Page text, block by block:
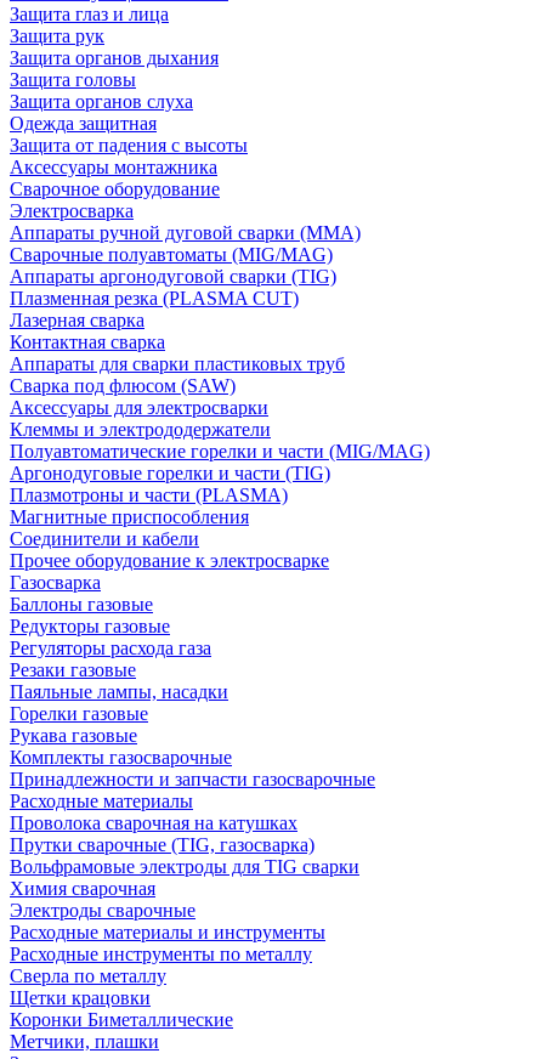
Защита глаз и лица
Защита рук
Защита органов дыхания
Защита головы
Защита органов слуха
Одежда защитная
Защита от падения с высоты
Аксессуары монтажника
Сварочное оборудование
Электросварка
Аппараты ручной дуговой сварки (MMA)
Сварочные полуавтоматы (MIG/MAG)
Аппараты аргонодуговой сварки (TIG)
Плазменная резка (PLASMA CUT)
Лазерная сварка
Контактная сварка
Аппараты для сварки пластиковых труб
Сварка под флюсом (SAW)
Аксессуары для электросварки
Клеммы и электрододержатели
Полуавтоматические горелки и части (MIG/MAG)
Аргонодуговые горелки и части (TIG)
Плазмотроны и части (PLASMA)
Магнитные приспособления
Соединители и кабели
Прочее оборудование к электросварке
Газосварка
Баллоны газовые
Редукторы газовые
Регуляторы расхода газа
Резаки газовые
Паяльные лампы, насадки
Горелки газовые
Рукава газовые
Комплекты газосварочные
Принадлежности и запчасти газосварочные
Расходные материалы
Проволока сварочная на катушках
Прутки сварочные (TIG, газосварка)
Вольфрамовые электроды для TIG сварки
Химия сварочная
Электроды сварочные
Расходные материалы и инструменты
Расходные инструменты по металлу
Сверла по металлу
Щетки крацовки
Коронки Биметаллические
Метчики, плашки